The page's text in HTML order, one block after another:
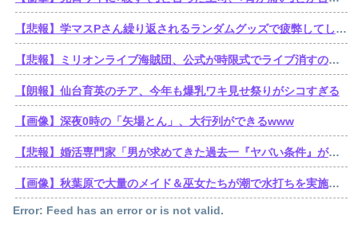
【悲報】学マスPさん繰り返されるランダムグッズで疲弊してしまう
【悲報】ミリオンライブ海賊団、公式が時限式でライブ消すのでbilibili動画にアーカイブを残す。富・名声・力。他ブランドの金でこの世のすべてを手に入れた海賊王ミリオン・ライブ
【朗報】仙台育英のチア、今年も爆乳ワキ見せ祭りがシコすぎる
【画像】深夜0時の「矢場とん」、大行列ができるwww
【悲報】婚活専門家「男が求めてきた過去一『ヤバい条件』がこれｗ」
【画像】秋葉原で大量のメイド＆巫女たちが潮で水打ちを実施www
Error: Feed has an error or is not valid.